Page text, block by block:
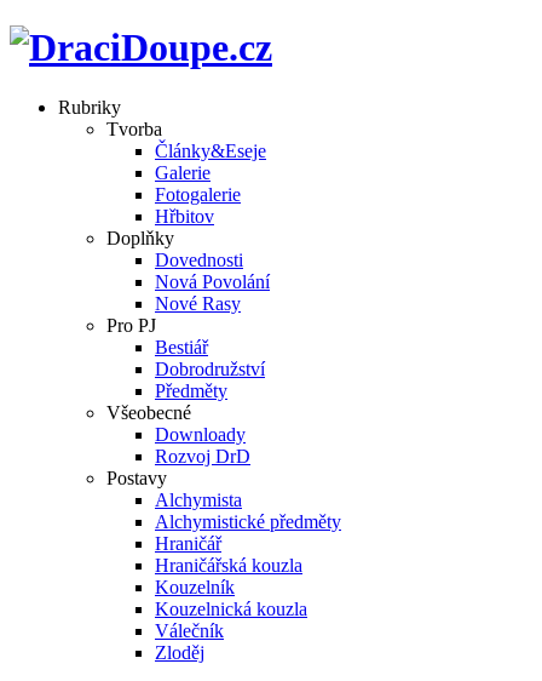
Rubriky
Tvorba
Články&Eseje
Galerie
Fotogalerie
Hřbitov
Doplňky
Dovednosti
Nová Povolání
Nové Rasy
Pro PJ
Bestiář
Dobrodružství
Předměty
Všeobecné
Downloady
Rozvoj DrD
Postavy
Alchymista
Alchymistické předměty
Hraničář
Hraničářská kouzla
Kouzelník
Kouzelnická kouzla
Válečník
Zloděj